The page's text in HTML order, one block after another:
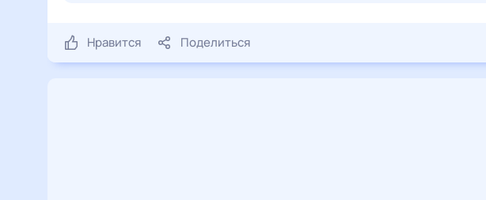
Нравится Поделиться